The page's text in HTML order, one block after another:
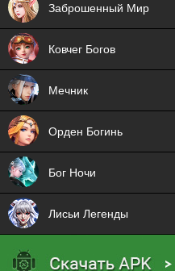
Заброшенный Мир
Ковчег Богов
Мечник
Орден Богинь
Бог Ночи
Лисьи Легенды